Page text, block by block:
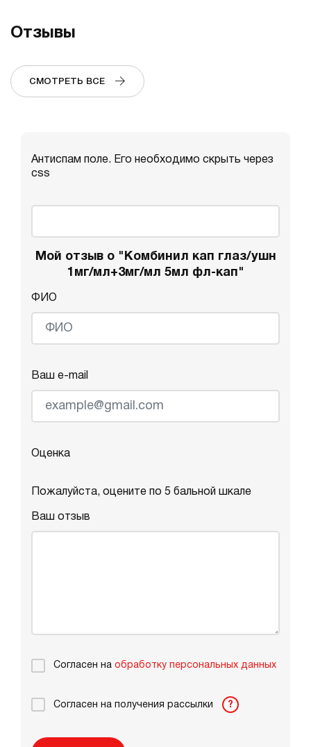
Отзывы
СМОТРЕТЬ ВСЕ
Антиспам поле. Его необходимо скрыть через
css
Мой отзыв о "Комбинил кап глаз/ушн
1мг/мл+3мг/мл 5мл фл-кап"
ФИО
Ваш e-mail
Оценка
Пожалуйста, оцените по 5 бальной шкале
Ваш отзыв
Согласен на обработку персональных данных
Согласен на получения рассылки ?